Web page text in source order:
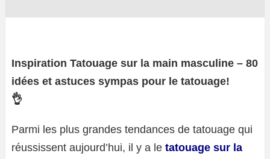
Inspiration Tatouage sur la main masculine – 80
idées et astuces sympas pour le tatouage!
👌
Parmi les plus grandes tendances de tatouage qui
réussissent aujourd’hui, il y a le tatouage sur la